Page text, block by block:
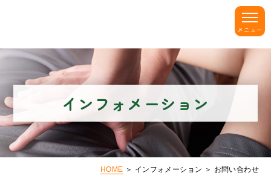
インフォメーション
HOME ＞ インフォメーション ＞ お問い合わせ